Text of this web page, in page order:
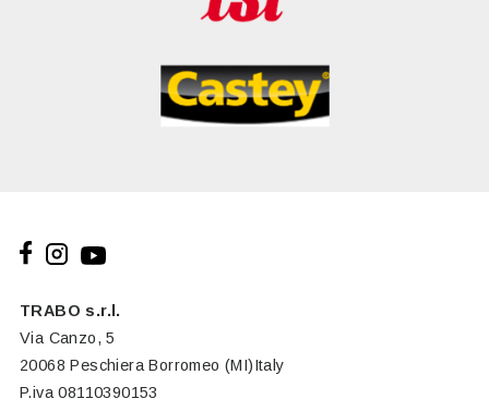
TRABO s.r.l.
Via Canzo, 5
20068 Peschiera Borromeo (MI)Italy
P.iva 08110390153